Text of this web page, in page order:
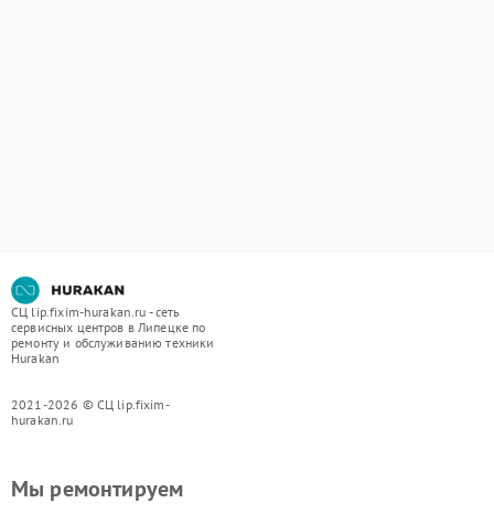
СЦ lip.fixim-hurakan.ru - сеть
сервисных центров в Липецке по
ремонту и обслуживанию техники
Hurakan
2021-2026 © СЦ lip.fixim-
hurakan.ru
Мы ремонтируем